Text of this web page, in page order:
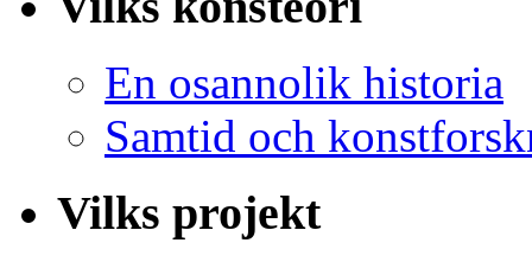
En osannolik historia
Samtid och
Vilks projekt